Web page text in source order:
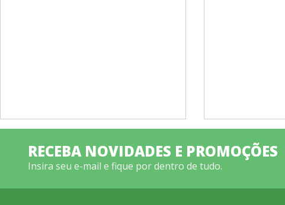
RECEBA NOVIDADES E PROMOÇÕES
Insira seu e-mail e fique por dentro de tudo.